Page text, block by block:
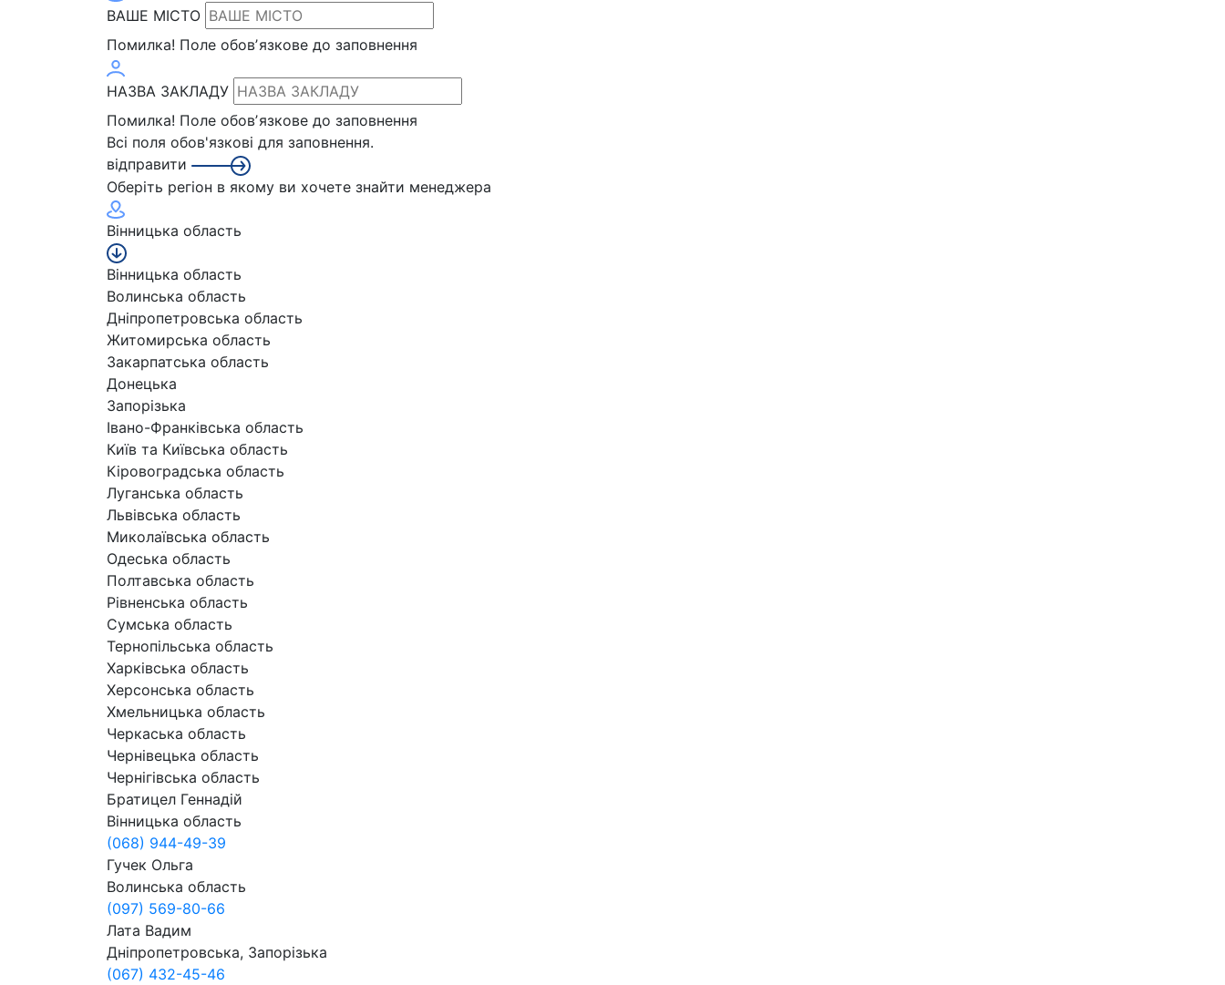
ВАШЕ МІСТО
Помилка! Поле обовʼязкове до заповнення
НАЗВА ЗАКЛАДУ
Помилка! Поле обовʼязкове до заповнення
Всі поля обов'язкові для заповнення.
відправити
Оберіть регіон в якому ви хочете знайти менеджера
Вінницька область
Вінницька область
Волинська область
Дніпропетровська область
Житомирська область
Закарпатська область
Донецька
Запорізька
Івано-Франківська область
Київ та Київська область
Кіровоградська область
Луганська область
Львівська область
Миколаївська область
Одеська область
Полтавська область
Рівненська область
Сумська область
Тернопільська область
Харківська область
Херсонська область
Хмельницька область
Черкаська область
Чернівецька область
Чернігівська область
Братицел Геннадій
Вінницька область
(068) 944-49-39
Гучек Ольга
Волинська область
(097) 569-80-66
Лата Вадим
Дніпропетровська, Запорізька
(067) 432-45-46